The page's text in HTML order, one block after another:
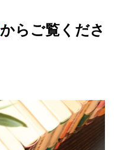
からご覧くださ